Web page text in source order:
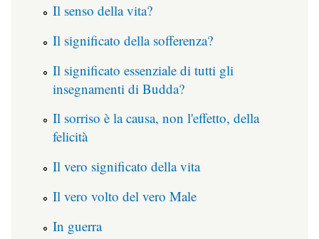
Il senso della vita?
Il significato della sofferenza?
Il significato essenziale di tutti gli
insegnamenti di Budda?
Il sorriso è la causa, non l'effetto, della
felicità
Il vero significato della vita
Il vero volto del vero Male
In guerra